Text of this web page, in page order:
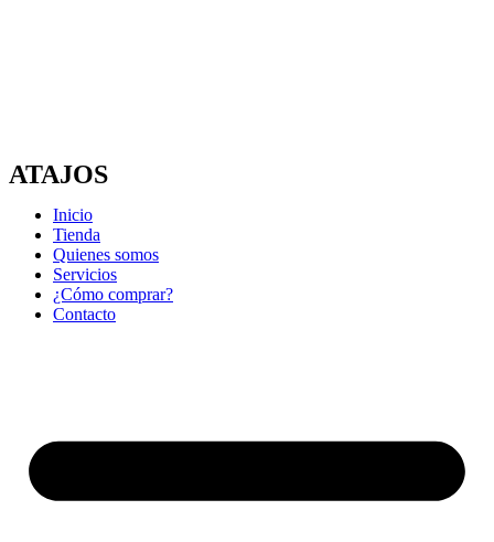
ATAJOS
Inicio
Tienda
Quienes somos
Servicios
¿Cómo comprar?
Contacto